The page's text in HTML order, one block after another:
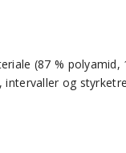
(87 %
og